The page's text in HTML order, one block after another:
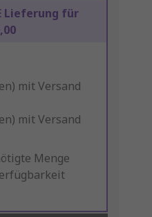
Lieferung für
mit Versand
mit Versand
Menge